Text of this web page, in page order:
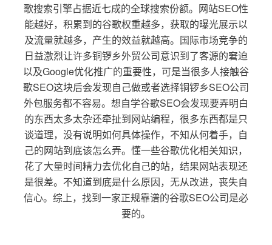
歌搜索引擎占据近七成的全球搜索份额。网站SEO性
能越好，积累到的谷歌权重越多，获取的曝光展示以
及流量就越多，产生的效益就越高。国际市场竞争的
日益激烈让许多铜锣乡外贸公司意识到了客源的窘迫
以及Google优化推广的重要性，可是当很多人接触谷
歌SEO这块后会发现自己做或者选择铜锣乡SEO公司
外包服务都不容易。想自学谷歌SEO会发现要弄明白
的东西太多太杂还牵扯到网站编程，很多东西都是只
谈道理，没有说明如何具体操作，不知从何着手，自
己的网站到底该怎么弄。懂一些谷歌优化相关知识，
花了大量时间精力去优化自己的站，结果网站表现还
是很差。不知道到底是什么原因，无从改进，丧失自
信心。综上，找到一家正规靠谱的谷歌SEO公司是必
要的。